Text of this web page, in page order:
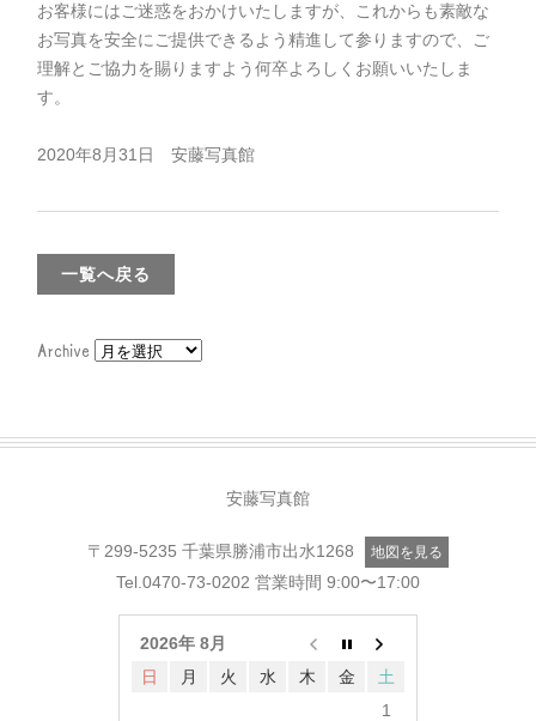
お客様にはご迷惑をおかけいたしますが、これからも素敵な
お写真を安全にご提供できるよう精進して参りますので、ご
理解とご協力を賜りますよう何卒よろしくお願いいたしま
す。⁣
2020年8月31日 安藤写真館
一覧へ戻る
Archive
安藤写真館
〒299-5235 千葉県勝浦市出水1268 地図を見る
Tel. 0470-73-0202 営業時間 9:00〜17:00
2026年 8月
日
月 火 水 木 金
土
1